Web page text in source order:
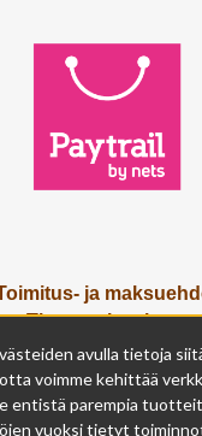
ja
Tietosuojaseloste
Tietoa meistä
Osta lahjakortti
avulla tietoja
voimme kehittää
entistä parempia
vuoksi tietyt